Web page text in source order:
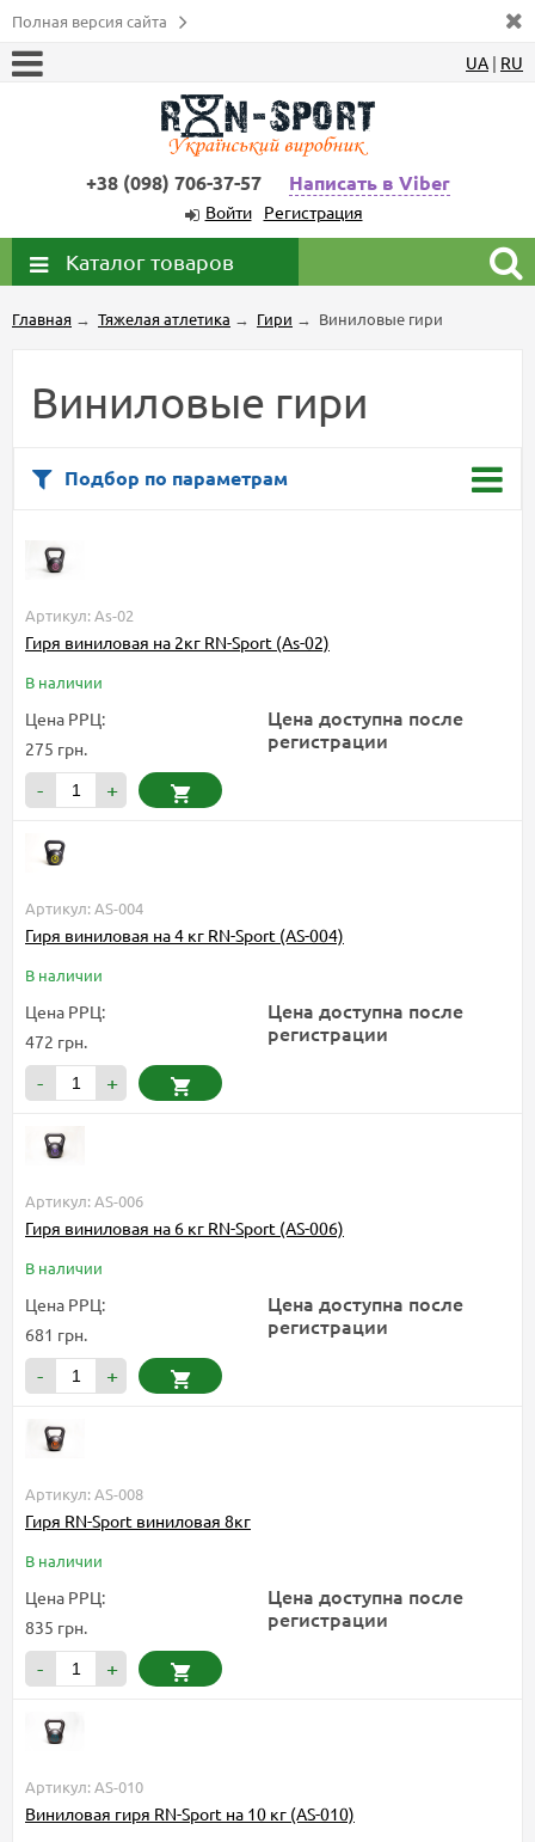
Полная версия сайта
UA | RU
+38 (098) 706-37-57 Написать в Viber
Войти Регистрация
Каталог товаров
Главная → Тяжелая атлетика → Гири → Виниловые гири
Виниловые гири
Подбор по параметрам
Артикул: As-02
Гиря виниловая на 2кг RN-Sport (As-02)
В наличии
Цена РРЦ:
275 грн.
Цена доступна после
регистрации
- +
Артикул: AS-004
Гиря виниловая на 4 кг RN-Sport (AS-004)
В наличии
Цена РРЦ:
472 грн.
Цена доступна после
регистрации
- +
Артикул: AS-006
Гиря виниловая на 6 кг RN-Sport (AS-006)
В наличии
Цена РРЦ:
681 грн.
Цена доступна после
регистрации
- +
Артикул: AS-008
Гиря RN-Sport виниловая 8кг
В наличии
Цена РРЦ:
835 грн.
Цена доступна после
регистрации
- +
Артикул: AS-010
Виниловая гиря RN-Sport на 10 кг (AS-010)